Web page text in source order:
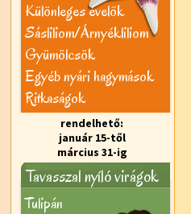
Különleges évelõk
Sásliliom/Árnyékliliom
Gyümölcsök
Egyéb nyári hagymások
Ritkaságok
rendelhető:
január 15-től
március 31-ig
Tavasszal nyíló virágok
Tulipán